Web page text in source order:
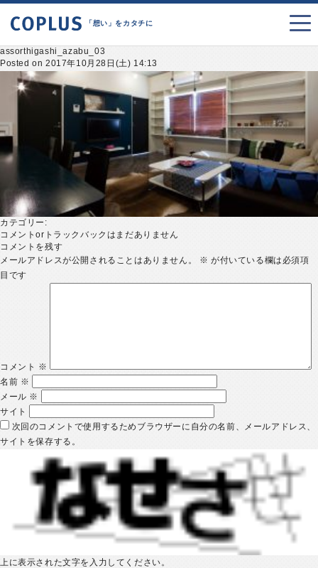
「想い」をカタチに
assorthigashi_azabu_03
Posted on 2017年10月28日(土) 14:13
カテゴリー:
コメントorトラックバックはまだありません
コメントを残す
メールアドレスが公開されることはありません。
※ が付いている欄は必須項
目です
コメント ※
名前 ※
メール ※
サイト
次回のコメントで使用するためブラウザーに自分の名前、メールアドレス、
サイトを保存する。
上に表示された文字を入力してください。